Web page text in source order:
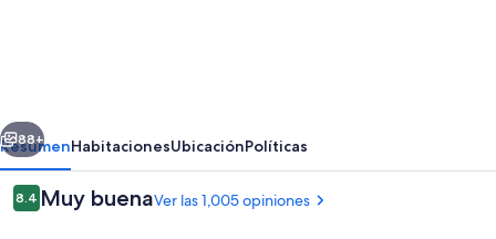
Siguiente
88+
ResumenHabitacionesUbicaciónPolíticas
Opiniones
8.48.4 de 10,
Muy buenaVer las 1,005 opiniones